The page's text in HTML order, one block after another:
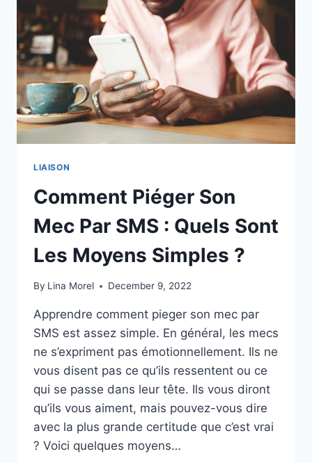
AMOUREUX
DE
VOUS
?
10
SIGNES
LIAISON
Comment Piéger Son
Mec Par SMS : Quels Sont
Les Moyens Simples ?
By Lina Morel December 9, 2022
Apprendre comment pieger son mec par
SMS est assez simple. En général, les mecs
ne s’expriment pas émotionnellement. Ils ne
vous disent pas ce qu’ils ressentent ou ce
qui se passe dans leur tête. Ils vous diront
qu’ils vous aiment, mais pouvez-vous dire
avec la plus grande certitude que c’est vrai
? Voici quelques moyens…